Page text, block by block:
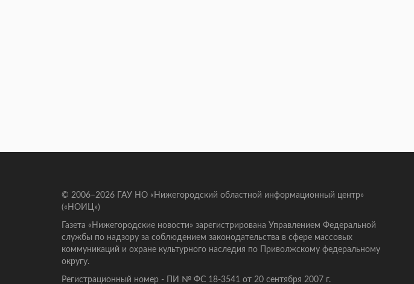
© 2006–2026 ГАУ НО «Нижегородский областной информационный центр»
(«НОИЦ»)
Газета «Нижегородские новости» зарегистрирована Управлением Федеральной
службы по надзору за соблюдением законодательства в сфере массовых
коммуникаций и охране культурного наследия по Приволжскому федеральному
округу.
Регистрационный номер - ПИ № ФС 18-3541 от 20 сентября 2007 г.